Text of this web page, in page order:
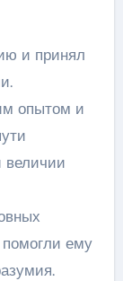
и принял
опытом и
величии
помогли ему